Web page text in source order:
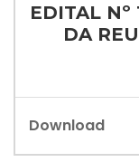
EDITAL Nº
DA
Download